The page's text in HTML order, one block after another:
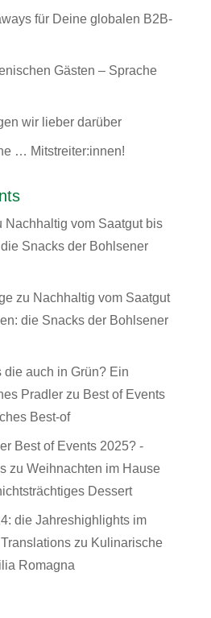
für Deine globalen B2B-
Gästen – Sprache
wir lieber darüber
… Mitstreiter:innen!
Nachhaltig vom Saatgut bis
Snacks der Bohlsener
zu Nachhaltig vom Saatgut
die Snacks der Bohlsener
die auch in Grün? Ein
Pradlerzu Best of Events
Best-of
Best of Events 2025? -
zu Weihnachten im Hause
Dessert
die Jahreshighlights im
zu Kulinarische
Romagna